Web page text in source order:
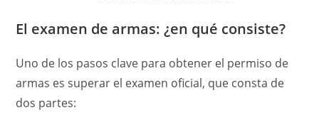
El examen de armas: ¿en qué consiste?
Uno de los pasos clave para obtener el permiso de
armas es superar el examen oficial, que consta de
dos partes: